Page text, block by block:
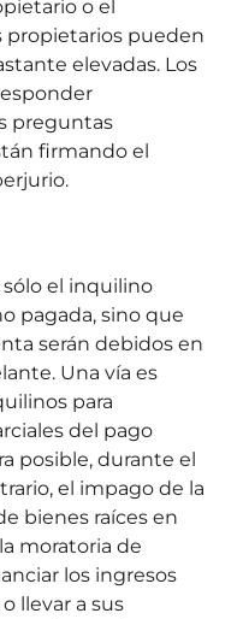
o el
propietarios pueden
elevadas. Los
preguntas
firmando el
el inquilino
pagada, sino que
serán debidos en
Una vía es
para
del pago
posible, durante el
el impago de la
bienes raíces en
moratoria de
los ingresos
llevar a sus